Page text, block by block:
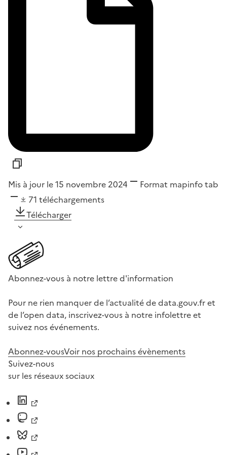
Mis à jour le 15 novembre 2024 Format mapinfo tab
71 téléchargements
Télécharger
Abonnez-vous à notre lettre d'information
Pour ne rien manquer de l’actualité de data.gouv.fr et
de l’open data, inscrivez-vous à notre infolettre et
suivez nos événements.
Abonnez-vousVoir nos prochains évènements
Suivez-nous
sur les réseaux sociaux